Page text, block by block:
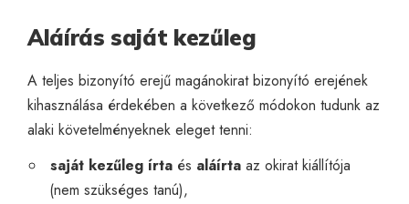
Aláírás saját kezűleg
A teljes bizonyító erejű magánokirat bizonyító erejének
kihasználása érdekében a következő módokon tudunk az
alaki követelményeknek eleget tenni:
saját kezűleg írtaés aláírtaaz okirat kiállítója
(nem szükséges tanú),